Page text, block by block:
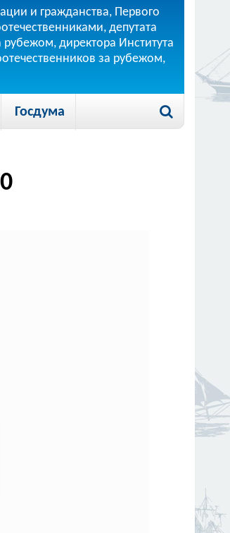
и гражданства, Первого
депутата
директора Института
за рубежом,
Госдума